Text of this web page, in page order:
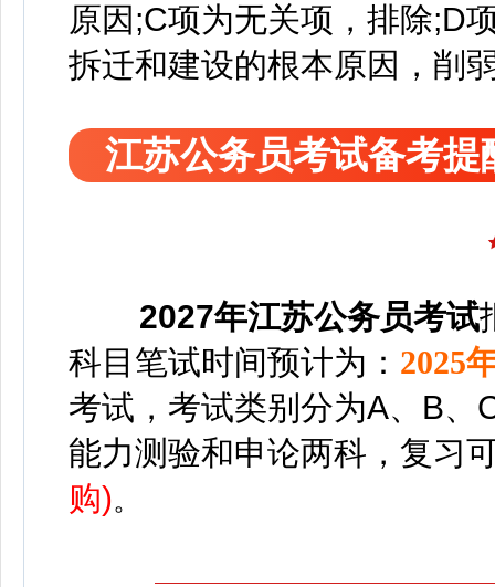
原因;C项为无关项，排除;D
拆迁和建设的根本原因，削
江苏公务员考试备考提
2027年江苏公务员考试
科目 笔试时间预计为： 2025
考试，考试类别分为A、B、
能力测验和申论两科， 复习
购)。